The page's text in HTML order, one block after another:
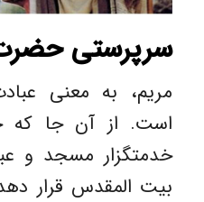
سرپرستی
مریم، به معنی
است. از آن جا که
خدمتگزار مسجد و
بیت المقدس قرار